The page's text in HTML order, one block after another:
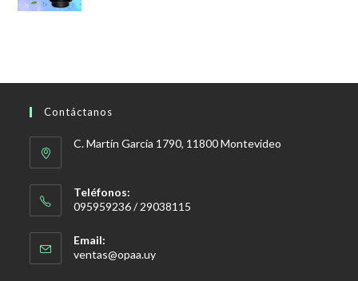
Contáctanos
C. Martín García 1790, 11800 Montevideo
Teléfonos:
095959236 / 29038115
Email:
ventas@opaa.uySe